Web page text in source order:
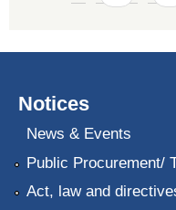
Notices
News & Events
Public Procurement/
Act, law and